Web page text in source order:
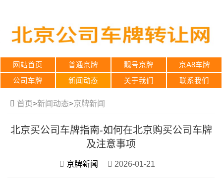
网站首页 普通京牌 靓号京牌
京A8车牌
公司车牌
新闻动态 关于我们 联系我们
首页>新闻动态>京牌新闻
北京买公司车牌指南-如何在北京购买公司车牌
及注意事项
京牌新闻 2026-01-21